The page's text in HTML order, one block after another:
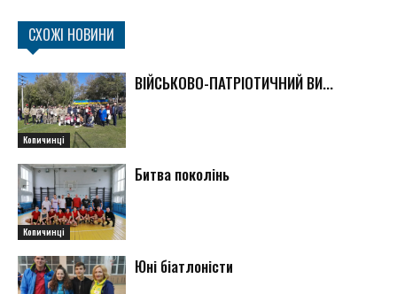
СХОЖІ НОВИНИ
Копичинці
ВІЙСЬКОВО-ПАТРІОТИЧНИЙ ВИ...
Копичинці
Битва поколінь
Юні біатлоністи